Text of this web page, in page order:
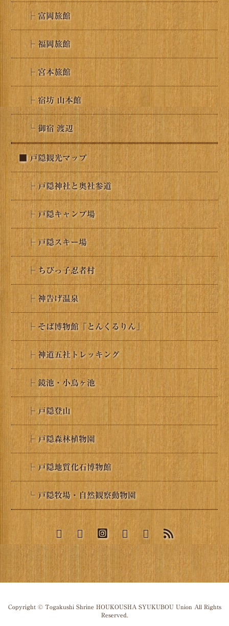
├ 富岡旅館
├ 福岡旅館
├ 宮本旅館
├ 宿坊 山本館
└ 御宿 渡辺
■ 戸隠観光マップ
├ 戸隠神社と奥社参道
├ 戸隠キャンプ場
├ 戸隠スキー場
├ ちびっ子忍者村
├ 神告げ温泉
├ そば博物館「とんくるりん」
├ 神道五社トレッキング
├ 鏡池・小鳥ヶ池
├ 戸隠登山
├ 戸隠森林植物園
├ 戸隠地質化石博物館
└ 戸隠牧場・自然観察動物園
Copyright © Togakushi Shrine HOUKOUSHA SYUKUBOU Union All Rights
Reserved.